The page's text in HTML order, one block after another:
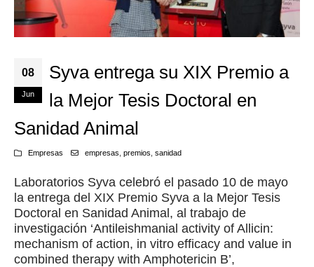
08
Jun
Syva entrega su XIX Premio a
la Mejor Tesis Doctoral en
Sanidad Animal
Empresas empresas premios sanidad
Laboratorios Syva celebró el pasado 10 de mayo
la entrega del XIX Premio Syva a la Mejor Tesis
Doctoral en Sanidad Animal, al trabajo de
investigación ‘Antileishmanial activity of Allicin:
mechanism of action, in vitro efficacy and value in
combined therapy with Amphotericin B’,